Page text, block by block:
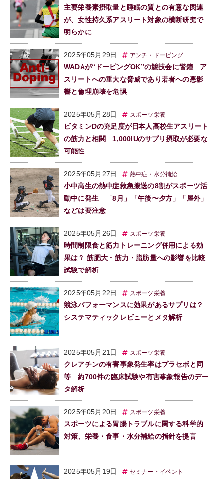
主要栄養素摂取量と睡眠の質との有意な関連
が、女性持久系アスリート対象の横断研究で
明らかに
2025年05月29日 アンチ・ドーピング
WADAが“ドーピングOK”の競技会に警鐘 ア
スリートへの重大な脅威であり若者への悪影
響と倫理崩壊を危惧
2025年05月28日 スポーツ栄養
ビタミンDの充足度が日本人高校生アスリート
の筋力と相関 1,000IUのサプリ摂取が必要な
可能性
2025年05月27日 熱中症・水分補給
小中高生の熱中症救急搬送の8割がスポーツ活
動中に発生 「8月」「午後〜夕方」「屋外」
などは要注意
2025年05月26日 スポーツ栄養
時間制限食と筋力トレーニング併用による効
果は？ 筋肥大・筋力・脂肪量への影響を比較
試験で解析
2025年05月22日 スポーツ栄養
競泳パフォーマンスに効果があるサプリは？
システマティックレビューとメタ解析
2025年05月21日 スポーツ栄養
クレアチンの有害事象発生率はプラセボと同
等 約700件の臨床試験や有害事象報告のデー
タ解析
2025年05月20日 スポーツ栄養
スポーツによる胃腸トラブルに関する科学的
対策、栄養・食事・水分補給の指針を提言
2025年05月19日 セミナー・イベント